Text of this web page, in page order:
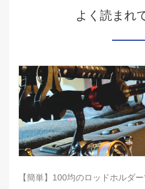
よく読まれ
【簡単】100均のロッドホルダ